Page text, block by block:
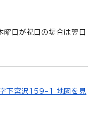
曜日が祝日の場合は翌日
下宮沢159-1 地図を見